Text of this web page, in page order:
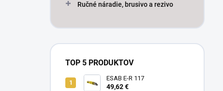
Ručné náradie, brusivo a rezivo
TOP 5 PRODUKTOV
ESAB E-R 117
49,62 €